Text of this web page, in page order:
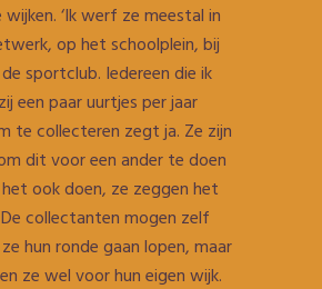
‘Ik werf ze meestal in
op het schoolplein, bij
sportclub. Iedereen die ik
een paar uurtjes per jaar
te collecteren zegt ja. Ze zijn
dit voor een ander te doen
ook doen, ze zeggen het
collectanten mogen zelf
hun ronde gaan lopen, maar
ze wel voor hun eigen wijk.